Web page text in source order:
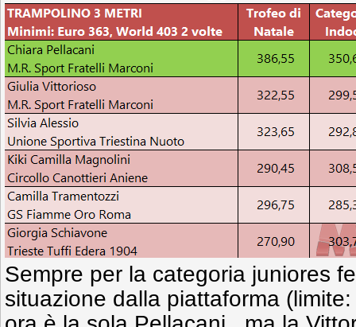
Sempre per la categoria juniores
situazione dalla piattaforma